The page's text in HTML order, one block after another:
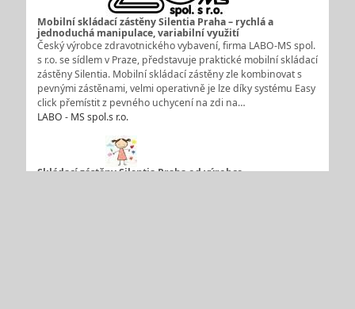
Mobilní skládací zástěny Silentia Praha – rychlá a
jednoduchá manipulace, variabilní využití
Český výrobce zdravotnického vybavení, firma LABO-MS spol.
s r.o. se sídlem v Praze, představuje praktické mobilní skládací
zástěny Silentia. Mobilní skládací zástěny zle kombinovat s
pevnými zástěnami, velmi operativně je lze díky systému Easy
click přemístit z pevného uchycení na zdi na…
LABO - MS spol.s r.o.
Skládací zástěny Silentia Praha od výrobce